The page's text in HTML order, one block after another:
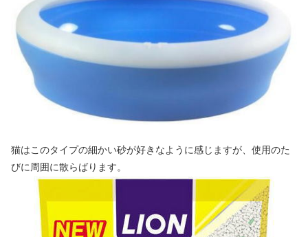
猫はこのタイプの細かい砂が好きなように感じますが、使用のた
びに周囲に散らばります。